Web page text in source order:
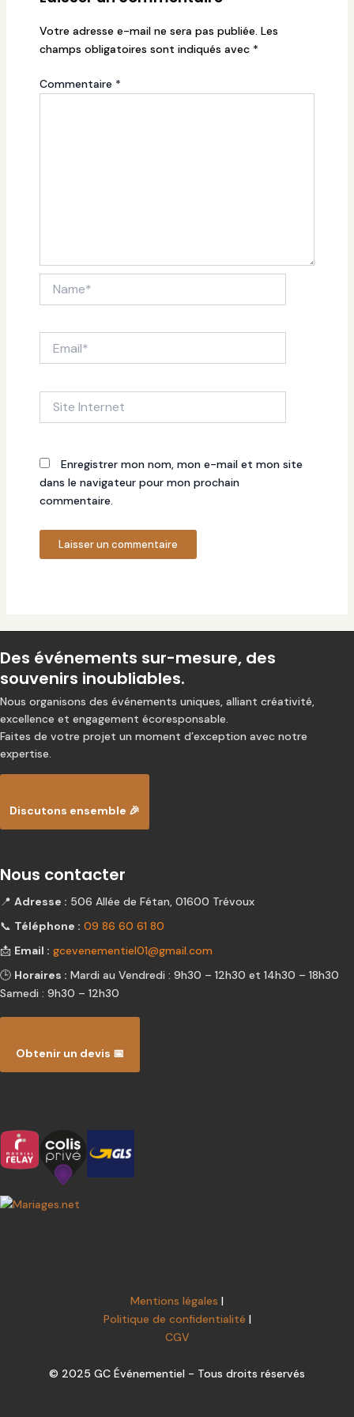
Votre adresse e-mail ne sera pas publiée. Les
champs obligatoires sont indiqués avec *
Commentaire *
Internet
Enregistrer mon nom, mon e-mail et mon site
dans le navigateur pour mon prochain
commentaire.
Des événements sur-mesure, des
souvenirs inoubliables.
Nous organisons des événements uniques, alliant créativité,
excellence et engagement écoresponsable.
Faites de votre projet un moment d’exception avec notre
expertise.
Discutons ensemble 🎉
Nous contacter
📍 Adresse : 506 Allée de Fétan, 01600 Trévoux
📞 Téléphone : 09 86 60 61 80
📩 Email : gcevenementiel01@gmail.com
🕒 Horaires : Mardi au Vendredi : 9h30 – 12h30 et 14h30 – 18h30
Samedi : 9h30 – 12h30
Obtenir un devis 📅
Mentions légales |
Politique de confidentialité |
CGV
© 2025 GC Événementiel - Tous droits réservés